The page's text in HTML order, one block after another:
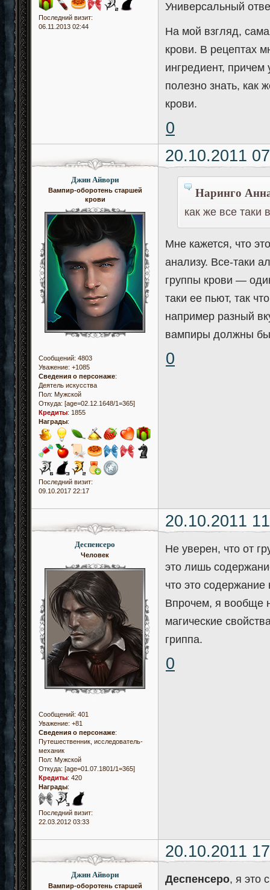
Последний визит:
06.11.2013 02:44
Универсальный
На мой взгляд,
крови. В рецептах
ингредиент,
полезно знать, как
крови.
0
20.10.2011
Джин Айвори
Вампир-оборотень старшей
крови
Сообщений: 4803
Уважение: +1085
Сведения о персонаже:
Деятель искусства
Пол: Мужской
Откуда: [age=02.12.1648/1=365]
Кредиты: 1855
Награды:
Последний визит:
09.10.2017 22:17
Наринго
как же все таки
Мне кажется, что
анализу. Все-таки
группы крови —
таки ее пьют, так
например разный
вампиры должны
0
20.10.2011
Деспенсеро
Человек
Сообщений: 401
Уважение: +81
Сведения о персонаже:
Путешественник, исследователь-
механик
Пол: Мужской
Откуда: [age=01.07.1801/1=365]
Кредиты: 420
Награды:
Последний визит:
22.03.2012 03:33
Не уверен, что от
это лишь
что это содержание
Впрочем, я вообще
магические
гриппа.
0
20.10.2011
Джин Айвори
Вампир-оборотень старшей
Деспенсеро, я это